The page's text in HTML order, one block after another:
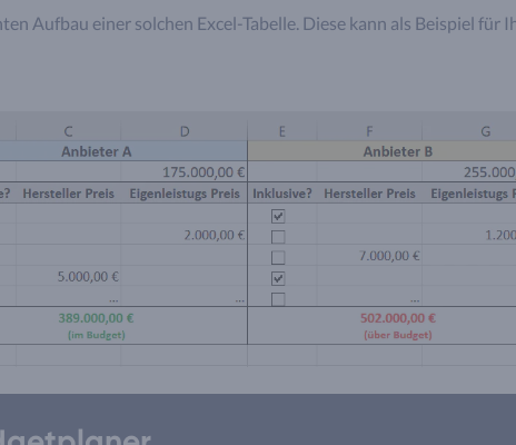
Aufbau einer solchen Excel-Tabelle. Diese kann als Beispiel für